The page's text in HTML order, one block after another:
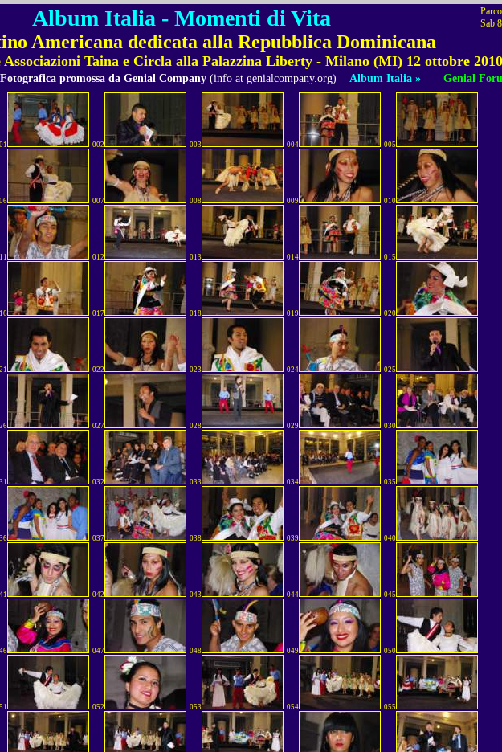
Album Italia - Momenti di Vita
Sab
Americana dedicata alla Repubblica Dominicana
Associazioni Taina e Circla alla Palazzina Liberty - Milano (MI) 12 ottobre 2010
Fotografica promossa da Genial Company(info at genialcompany.org) Album Italia » Genial
002 003 004 005
007 008 009 010
012 013 014 015
017 018 019 020
022 023 024 025
027 028 029 030
032 033 034 035
037 038 039 040
042 043 044 045
047 048 049 050
052 053 054 055